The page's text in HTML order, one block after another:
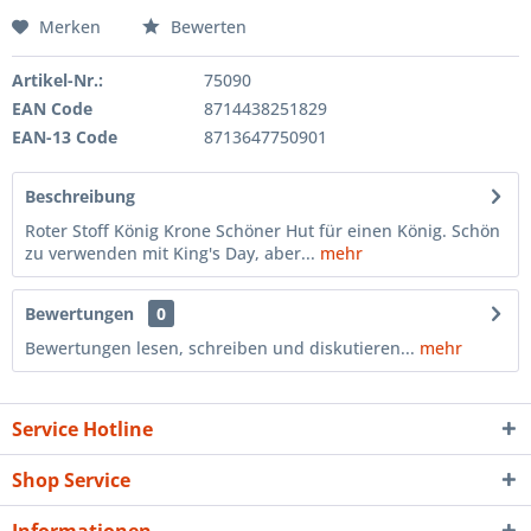
Merken Bewerten
Artikel-Nr.:
75090
EAN Code
8714438251829
EAN-13 Code
8713647750901
Beschreibung
Roter Stoff König Krone Schöner Hut für einen König. Schön
zu verwenden mit King's Day, aber... mehr
Bewertungen
0
Bewertungen lesen, schreiben und diskutieren... mehr
Service Hotline
Shop Service